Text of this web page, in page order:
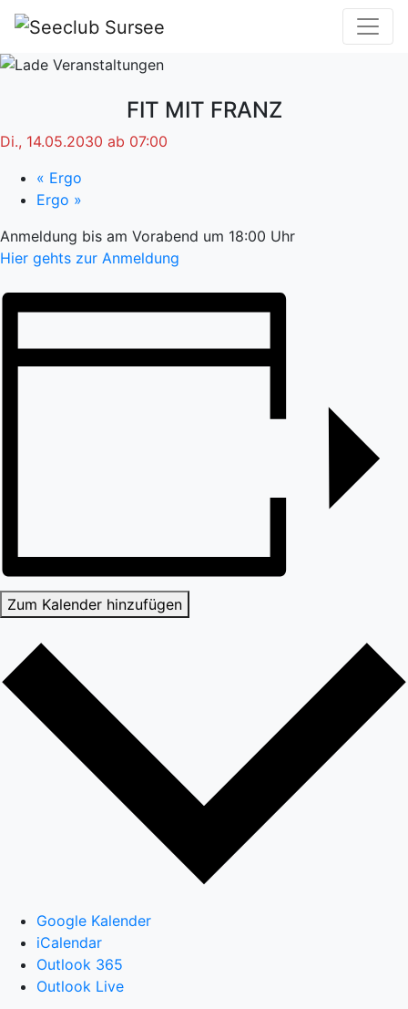
FIT MIT FRANZ
Di., 14.05.2030 ab 07:00
« Ergo
Ergo »
Anmeldung bis am Vorabend um 18:00 Uhr
Hier gehts zur Anmeldung
Zum Kalender hinzufügen
Google Kalender
iCalendar
Outlook 365
Outlook Live